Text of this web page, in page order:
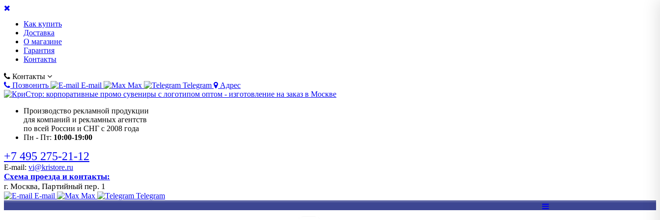
Как купить
Доставка
О магазине
Гарантия
Контакты
Контакты
Позвонить
E-mail Max Telegram Адрес
Производство рекламной продукции
для компаний и рекламных агентств
по всей России и СНГ с 2008 года
Пн - Пт: 10:00-19:00
+7 495 275-21-12
E-mail: vi@kristore.ru
Схема проезда и контакты:
г. Москва, Партийный пер. 1
E-mail Max Telegram